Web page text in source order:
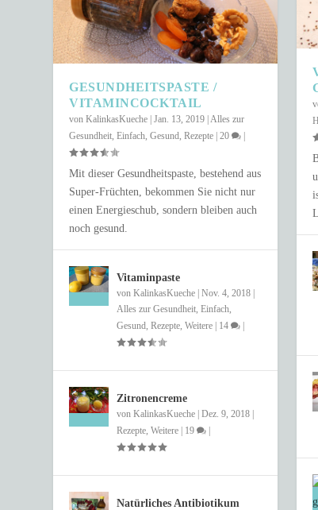
SCHNELLER COUSCOUS-
GESUNDHEITSPASTE /
VITAMINCOCKTAIL
vonKalinkasKueche |Jan. 13, 2019 |Alles zur
Gesundheit,Einfach,Gesund,Rezepte |20 |
Mit dieser Gesundheitspaste, bestehend aus
Super-Früchten, bekommen Sie nicht nur
einen Energieschub, sondern bleiben auch
noch gesund.
Vitaminpaste
vonKalinkasKueche |Nov. 4, 2018 |
Alles zur Gesundheit,Einfach,
Gesund,Rezepte,Weitere | 14 |
Zitronencreme
vonKalinkasKueche |Dez. 9, 2018 |
Rezepte,Weitere | 19 |
Natürliches Antibiotikum